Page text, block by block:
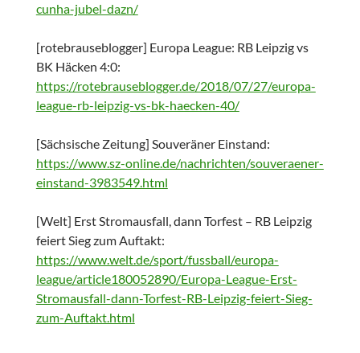
cunha-jubel-dazn/
[rotebrauseblogger] Europa League: RB Leipzig vs
BK Häcken 4:0:
https://rotebrauseblogger.de/2018/07/27/europa-
league-rb-leipzig-vs-bk-haecken-40/
[Sächsische Zeitung] Souveräner Einstand:
https://www.sz-online.de/nachrichten/souveraener-
einstand-3983549.html
[Welt] Erst Stromausfall, dann Torfest – RB Leipzig
feiert Sieg zum Auftakt:
https://www.welt.de/sport/fussball/europa-
league/article180052890/Europa-League-Erst-
Stromausfall-dann-Torfest-RB-Leipzig-feiert-Sieg-
zum-Auftakt.html